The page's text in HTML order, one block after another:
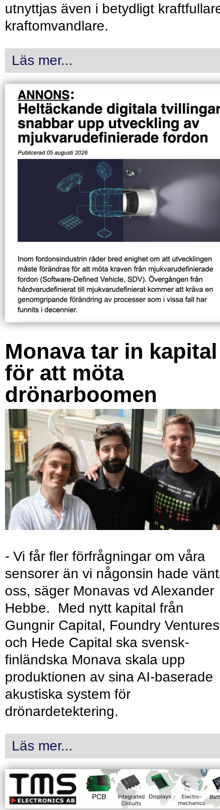
utnyttjas även i betydligt
kraftomvandlare.
Läs mer...
Monava tar in kapital
för att möta
drönarboomen
- Vi får fler förfrågningar om våra
sensorer än vi någonsin hade
oss, säger Monavas vd Alexander
Hebbe. Med nytt kapital från
Gungnir Capital, Foundry Ventures
och Hede Capital ska svensk-
finländska Monava skala upp
produktionen av sina AI-baserade
akustiska system för
drönardetektering.
Läs mer...